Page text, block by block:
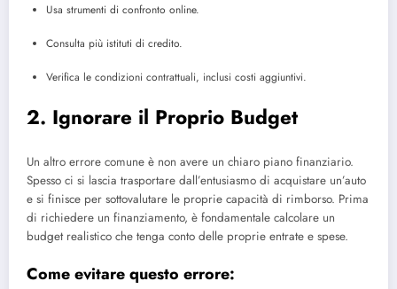
Usa strumenti di confronto online.
Consulta più istituti di credito.
Verifica le condizioni contrattuali, inclusi costi aggiuntivi.
2. Ignorare il Proprio Budget
Un altro errore comune è non avere un chiaro piano finanziario.
Spesso ci si lascia trasportare dall’entusiasmo di acquistare un’auto
e si finisce per sottovalutare le proprie capacità di rimborso. Prima
di richiedere un finanziamento, è fondamentale calcolare un
budget realistico che tenga conto delle proprie entrate e spese.
Come evitare questo errore: